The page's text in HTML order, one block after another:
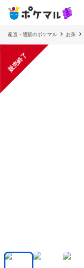
産直・通販のポケマル お茶
販売終了